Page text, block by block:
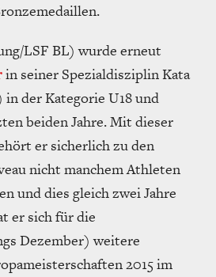
LSF BL) wurde erneut
in seiner Spezialdisziplin Kata
der Kategorie U18 und
beiden Jahre. Mit dieser
er sicherlich zu den
nicht manchem Athleten
und dies gleich zwei Jahre
er sich für die
Dezember) weitere
2015 im